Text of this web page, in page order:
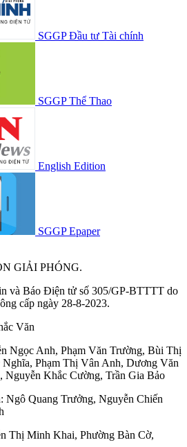
SGGP Đầu tư Tài chính
SGGP Thể Thao
English Edition
SGGP Epaper
GIẢI PHÓNG.
và Báo Điện tử số 305/GP-BTTTT do
cấp ngày 28-8-2023.
Văn
Ngọc Anh, Phạm Văn Trường, Bùi Thị
, Phạm Thị Vân Anh, Dương Văn
, Nguyễn Khắc Cường, Trần Gia Bảo
Ngô Quang Trưởng, Nguyễn Chiến
Thị Minh Khai, Phường Bàn Cờ,